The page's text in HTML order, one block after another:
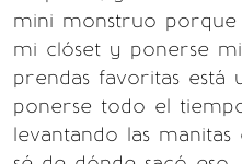
mini monstruo
mi clóset y ponerse
prendas favoritas está
ponerse todo el
levantando las